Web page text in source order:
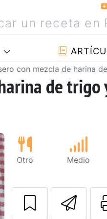
con mezcla de harina
de trigo
Otro Medio